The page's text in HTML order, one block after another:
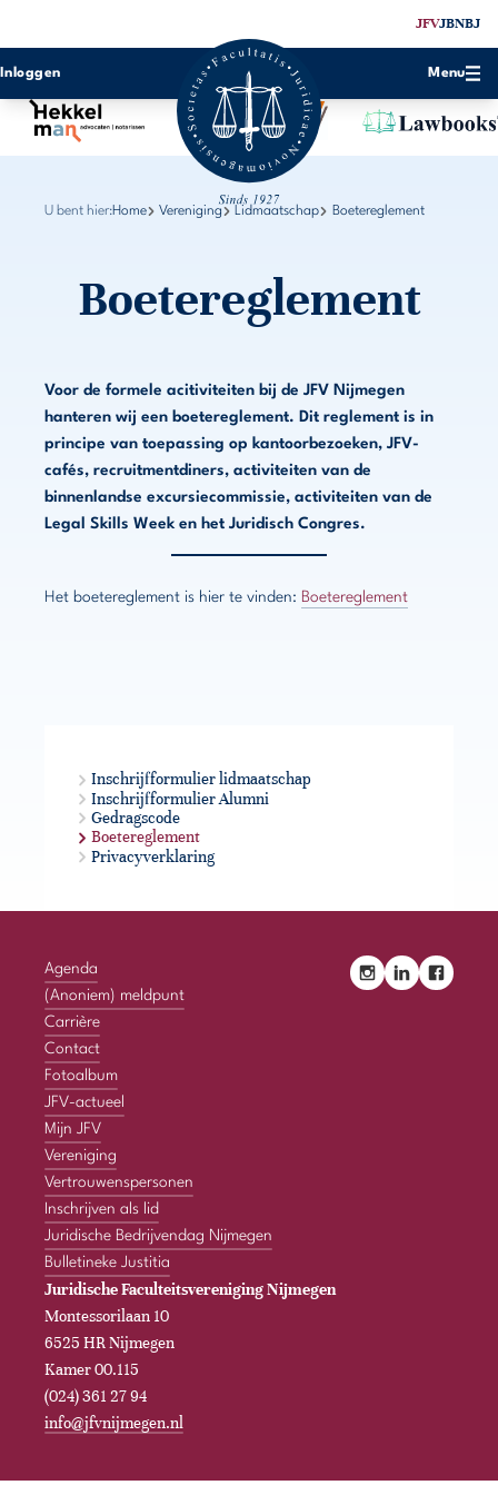
JFVJBNBJ
Inloggen Menu
U bent hier:Home Vereniging Lidmaatschap Boetereglement
Boetereglement
Voor de formele acitiviteiten bij de JFV Nijmegen
hanteren wij een boetereglement. Dit reglement is in
principe van toepassing op kantoorbezoeken, JFV-
cafés, recruitmentdiners, activiteiten van de
binnenlandse excursiecommissie, activiteiten van de
Legal Skills Week en het Juridisch Congres.
Het boetereglement is hier te vinden: Boetereglement
Inschrijfformulier lidmaatschap
Inschrijfformulier Alumni
Gedragscode
Boetereglement
Privacyverklaring
Agenda
(Anoniem) meldpunt
Carrière
Contact
Fotoalbum
JFV-actueel
Mijn JFV
Vereniging
Vertrouwenspersonen
Inschrijven als lid
Juridische Bedrijvendag Nijmegen
Bulletineke Justitia
Juridische Faculteitsvereniging Nijmegen
Montessorilaan 10
6525 HR Nijmegen
Kamer 00.115
(024) 361 27 94
info@jfvnijmegen.nl